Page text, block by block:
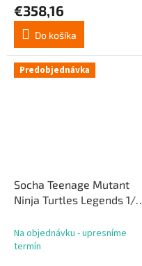
€358,16
Do košíka
Predobjednávka
Socha Teenage Mutant
Ninja Turtles Legends 1/3
Na objednávku - upresníme
termín